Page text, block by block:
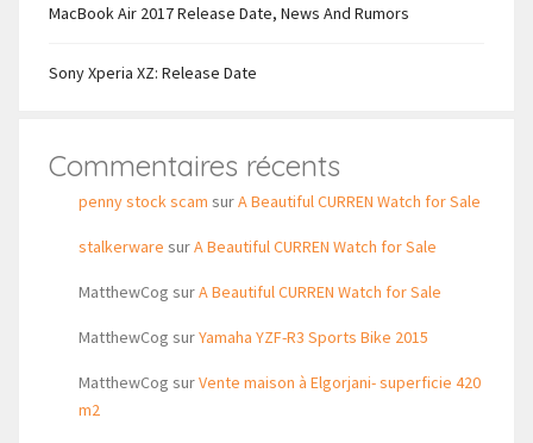
MacBook Air 2017 Release Date, News And Rumors
Sony Xperia XZ: Release Date
Commentaires récents
penny stock scam surA Beautiful CURREN Watch for Sale
stalkerware surA Beautiful CURREN Watch for Sale
MatthewCog surA Beautiful CURREN Watch for Sale
MatthewCog surYamaha YZF-R3 Sports Bike 2015
MatthewCog surVente maison à Elgorjani- superficie 420
m2